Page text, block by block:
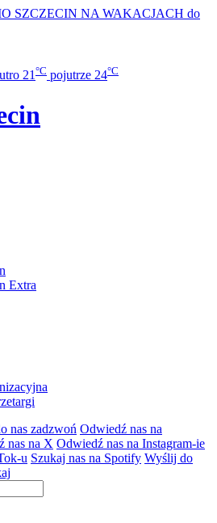
SZCZECIN NA WAKACJACH do
21 °C pojutrze 24°C
Extra
nas zadzwoń Odwiedź nas na
nas na X Odwiedź nas na Instagram-ie
u Szukaj nas na Spotify Wyślij do